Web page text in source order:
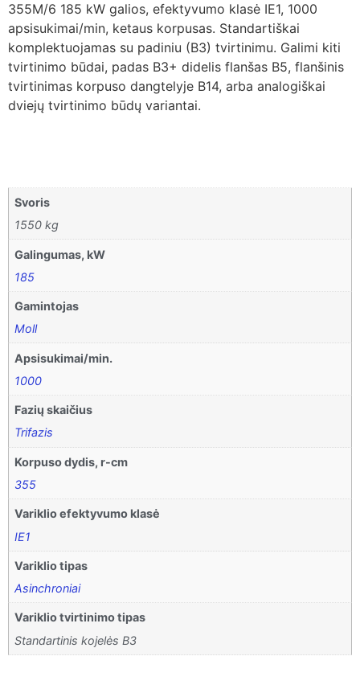
355M/6 185 kW galios, efektyvumo klasė IE1, 1000
apsisukimai/min, ketaus korpusas. Standartiškai
komplektuojamas su padiniu (B3) tvirtinimu. Galimi kiti
tvirtinimo būdai, padas B3+ didelis flanšas B5, flanšinis
tvirtinimas korpuso dangtelyje B14, arba analogiškai
dviejų tvirtinimo būdų variantai.
Svoris
1550 kg
Galingumas, kW
185
Gamintojas
Moll
Apsisukimai/min.
1000
Fazių skaičius
Trifazis
Korpuso dydis, r-cm
355
Variklio efektyvumo klasė
IE1
Variklio tipas
Asinchroniai
Variklio tvirtinimo tipas
Standartinis kojelės B3